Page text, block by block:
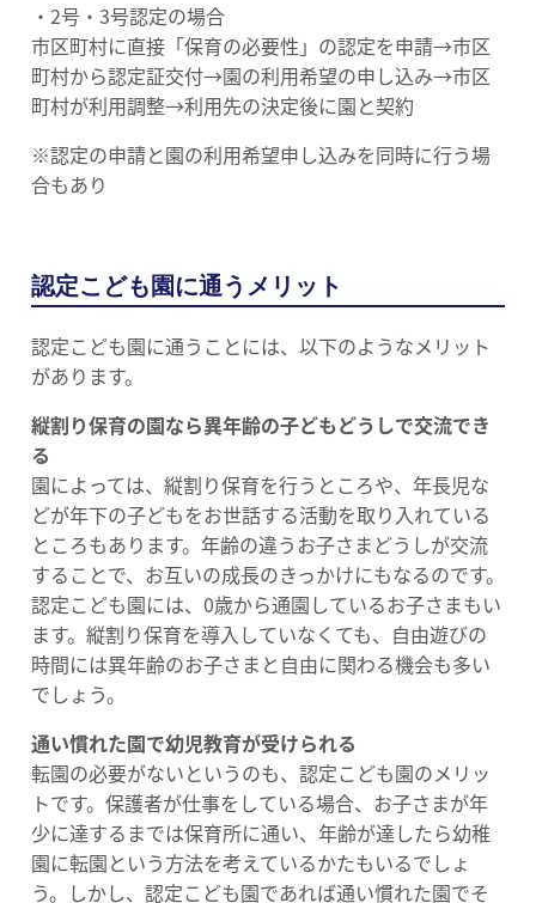
・2号・3号認定の場合
市区町村に直接「保育の必要性」の認定を申請→市区
町村から認定証交付→園の利用希望の申し込み→市区
町村が利用調整→利用先の決定後に園と契約
※認定の申請と園の利用希望申し込みを同時に行う場
合もあり
認定こども園に通うメリット
認定こども園に通うことには、以下のようなメリット
があります。
縦割り保育の園なら異年齢の子どもどうしで交流でき
る
園によっては、縦割り保育を行うところや、年長児な
どが年下の子どもをお世話する活動を取り入れている
ところもあります。年齢の違うお子さまどうしが交流
することで、お互いの成長のきっかけにもなるのです。
認定こども園には、0歳から通園しているお子さまもい
ます。縦割り保育を導入していなくても、自由遊びの
時間には異年齢のお子さまと自由に関わる機会も多い
でしょう。
通い慣れた園で幼児教育が受けられる
転園の必要がないというのも、認定こども園のメリッ
トです。保護者が仕事をしている場合、お子さまが年
少に達するまでは保育所に通い、年齢が達したら幼稚
園に転園という方法を考えているかたもいるでしょ
う。しかし、認定こども園であれば通い慣れた園でそ